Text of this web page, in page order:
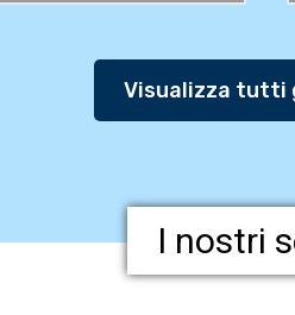
Visualizza tutti
I nostri